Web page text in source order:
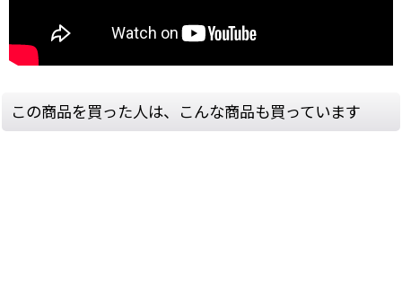
この商品を買った人は、こんな商品も買っています